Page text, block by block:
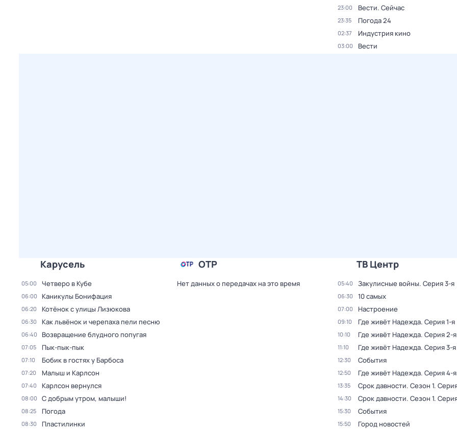
23:00 Вести. Сейчас
23:35 Погода 24
02:37 Индустрия кино
03:00 Вести
Карусель
05:00 Четверо в Кубе
06:00 Каникулы Бонифация
06:20 Котёнок с улицы Лизюкова
06:30 Как львёнок и черепаха пели песню
06:40 Возвращение блудного попугая
07:05 Пык-пык-пык
07:10 Бобик в гостях у Барбоса
07:20 Малыш и Карлсон
07:40 Карлсон вернулся
08:00 С добрым утром, малыши!
08:25 Погода
08:30 Пластилинки
ОТР
Нет данных о передачах на это время
ТВ Центр
05:40 Закулисные войны. Серия 3-я
06:30 10 самых
07:00 Настроение
09:10 Где живёт Надежда. Серия 1-я
10:10 Где живёт Надежда. Серия 2-я
11:10 Где живёт Надежда. Серия 3-я
12:30 События
12:50 Где живёт Надежда. Серия 4-я
13:35 Срок давности. Сезон 1.
14:30 Срок давности. Сезон 1.
15:30 События
15:50 Город новостей